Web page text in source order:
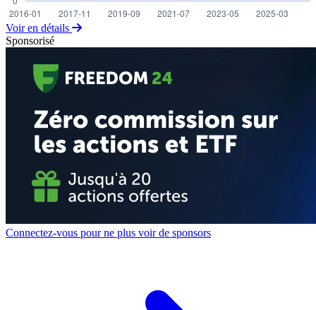
Voir en détails
Sponsorisé
Connectez-vous pour ne plus voir de sponsors